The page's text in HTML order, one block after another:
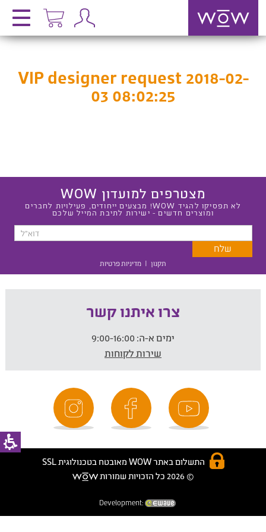
VIP designer request 2018-02-
03 08:02:25
מצטרפים למועדון WOW
לא תפסיקו להגיד WOW! מבצעים ייחודים, פעילויות לחברים
ומוצרים חדשים - ישירות לתיבת המייל שלכם
תקנון | מדיניות פרטיות
צרו איתנו קשר
ימים א-ה:
שירות לקוחות
התשלום באתר WOW מאובטח בטכנולוגית SSL
© 2026 כל הזכויות שמורות
Development: